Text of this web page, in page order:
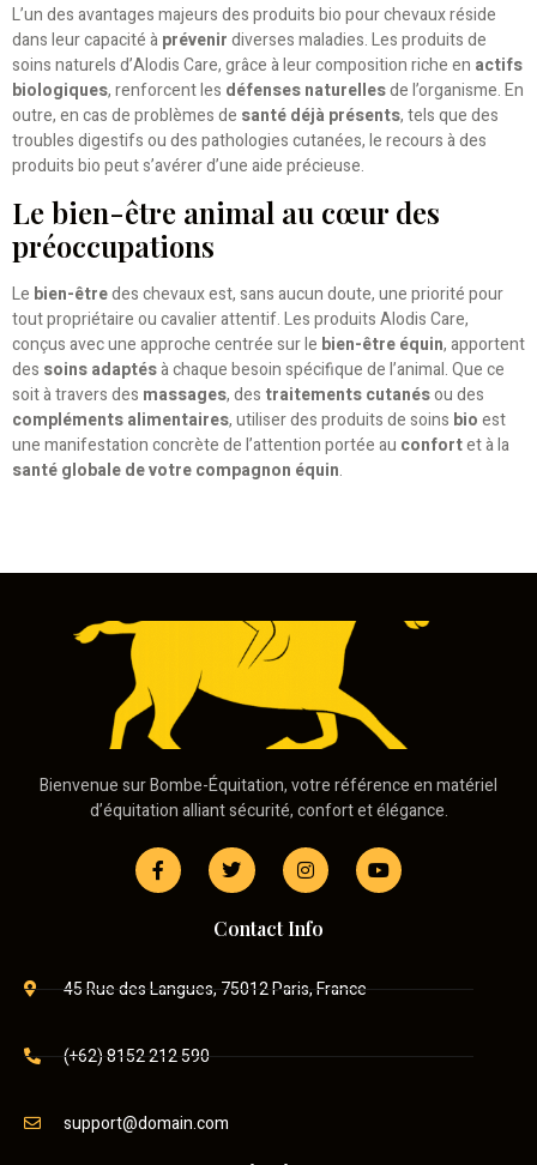
L’un des avantages majeurs des produits bio pour chevaux réside
dans leur capacité àprévenirdiverses maladies. Les produits de
soins naturels d’Alodis Care, grâce à leur composition riche en actifs
biologiques, renforcent les défenses naturellesde l’organisme. En
outre, en cas de problèmes de santé déjà présents, tels que des
troubles digestifs ou des pathologies cutanées, le recours à des
produits bio peut s’avérer d’une aide précieuse.
Le bien-être animal au cœur des
préoccupations
Le bien-êtredes chevaux est, sans aucun doute, une priorité pour
tout propriétaire ou cavalier attentif. Les produits Alodis Care,
conçus avec une approche centrée sur le bien-être équin, apportent
des soins adaptésà chaque besoin spécifique de l’animal. Que ce
soit à travers des massages, des traitements cutanésou des
compléments alimentaires, utiliser des produits de soins bioest
une manifestation concrète de l’attention portée au confortet à la
santé globale de votre compagnon équin.
Bienvenue sur Bombe-Équitation, votre référence en matériel
d’équitation alliant sécurité, confort et élégance.
Contact Info
45 Rue des Langues, 75012 Paris, France
(+62) 8152 212 590
support@domain.com